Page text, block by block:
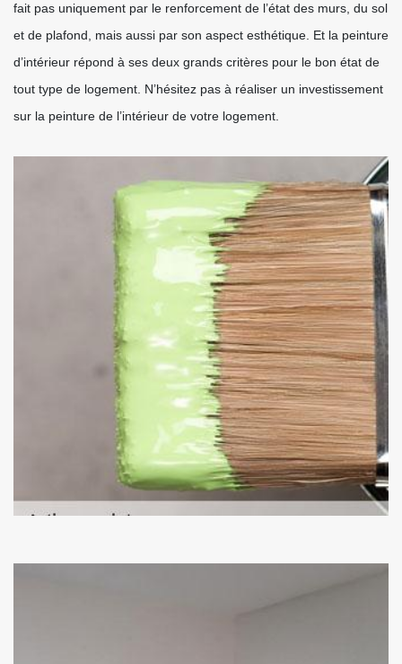
fait pas uniquement par le renforcement de l’état des murs, du sol
et de plafond, mais aussi par son aspect esthétique. Et la peinture
d’intérieur répond à ses deux grands critères pour le bon état de
tout type de logement. N’hésitez pas à réaliser un investissement
sur la peinture de l’intérieur de votre logement.